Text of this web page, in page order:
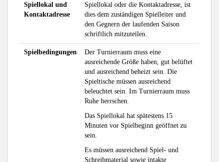
Spiellokal und
Kontaktadresse
Spiellokal oder die Kontaktadresse, ist
dies dem zuständigen Spielleiter und
den Gegnern der laufenden Saison
schriftlich mitzuteilen.
Spielbedingungen
Der Turnierraum muss eine
ausreichende Größe haben, gut belüftet
und ausreichend beheizt sein. Die
Spieltische müssen ausreichend
beleuchtet sein. Im Turnierraum muss
Ruhe herrschen.
Das Spiellokal hat spätestens 15
Minuten vor Spielbeginn geöffnet zu
sein.
Es müssen ausreichend Spiel- und
Schreibmaterial sowie intakte